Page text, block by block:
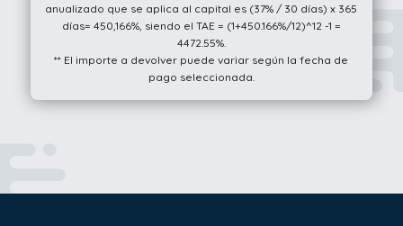
anualizado que se aplica al capital es (37% / 30 días) x 365
días= 450,166%, siendo el TAE = (1+450.166%/12)^12 -1 =
4472.55%.
** El importe a devolver puede variar según la fecha de
pago seleccionada.